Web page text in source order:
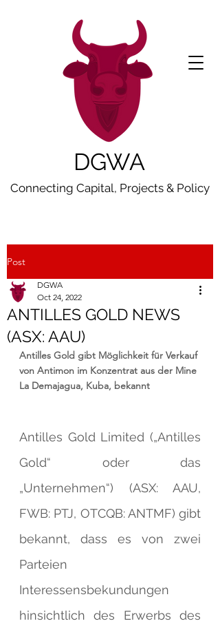
DGWA
Connecting Capital, Projects & Policy
Post
ANTILLES GOLD NEWS
(ASX: AAU)
DGWA
Oct 24, 2022
Antilles Gold gibt Möglichkeit für Verkauf
von Antimon im Konzentrat aus der Mine
La Demajagua, Kuba, bekannt
Antilles Gold Limited („Antilles
Gold“ oder das
„Unternehmen“) (ASX: AAU,
FWB: PTJ, OTCQB: ANTMF) gibt
bekannt, dass es von zwei
Parteien
Interessensbekundungen
hinsichtlich des Erwerbs des